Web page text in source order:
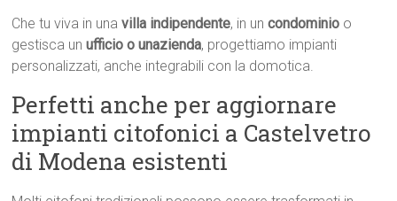
Che tu viva in unavilla indipendente, in uncondominio o
gestisca unufficio o unazienda, progettiamo impianti
personalizzati, anche integrabili con la domotica.
Perfetti anche per aggiornare
impianti citofonici a Castelvetro
di Modena esistenti